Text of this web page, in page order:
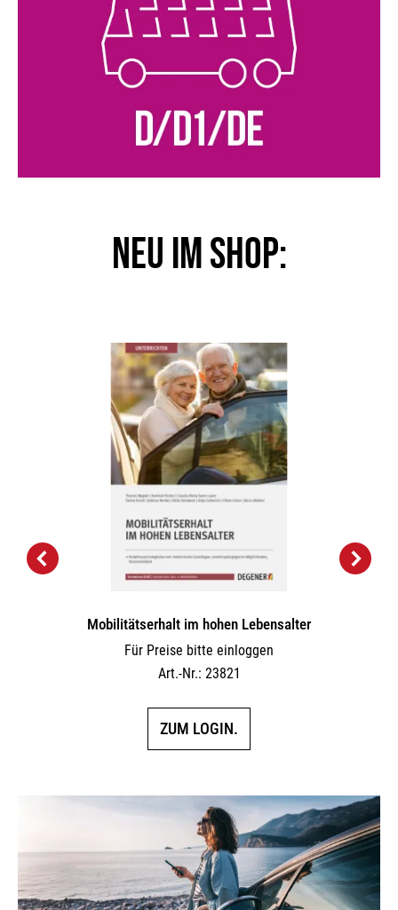
NEU im Shop:
Mobilitätserhalt im hohen Lebensalter
Für Preise bitte einloggen
Art.-Nr.: 23821
ZUM LOGIN.